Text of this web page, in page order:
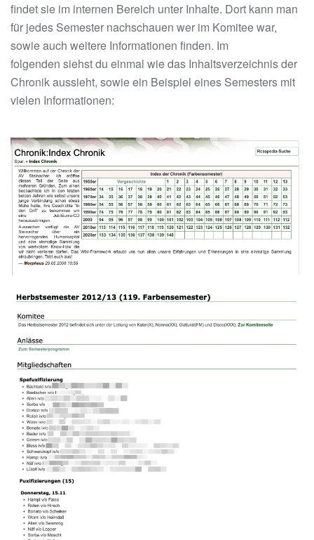
findet sie im internen Bereich unter Inhalte. Dort kann man
für jedes Semester nachschauen wer im Komitee war,
sowie auch weitere Informationen finden. Im
folgenden siehst du einmal wie das Inhaltsverzeichnis der
Chronik aussieht, sowie ein Beispiel eines Semesters mit
vielen Informationen: